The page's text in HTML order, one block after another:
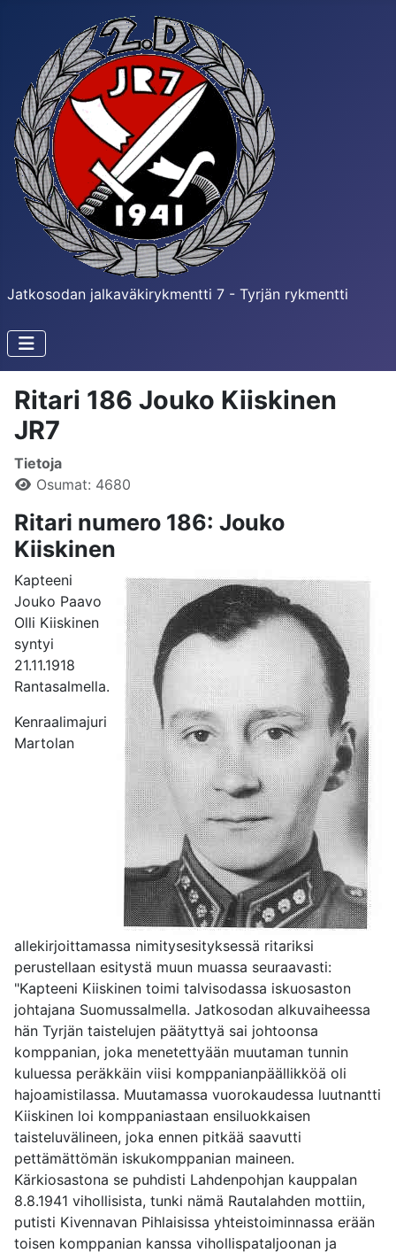
Jatkosodan jalkaväkirykmentti 7 - Tyrjän rykmentti
Ritari 186 Jouko Kiiskinen
JR7
Tietoja
Osumat: 4680
Ritari numero 186: Jouko
Kiiskinen
Kapteeni
Jouko Paavo
Olli Kiiskinen
syntyi
21.11.1918
Rantasalmella.
Kenraalimajuri
Martolan
allekirjoittamassa nimitysesityksessä ritariksi
perustellaan esitystä muun muassa seuraavasti:
"Kapteeni Kiiskinen toimi talvisodassa iskuosaston
johtajana Suomussalmella. Jatkosodan alkuvaiheessa
hän Tyrjän taistelujen päätyttyä sai johtoonsa
komppanian, joka menetettyään muutaman tunnin
kuluessa peräkkäin viisi komppanianpäällikköä oli
hajoamistilassa. Muutamassa vuorokaudessa luutnantti
Kiiskinen loi komppaniastaan ensiluokkaisen
taisteluvälineen, joka ennen pitkää saavutti
pettämättömän iskukomppanian maineen.
Kärkiosastona se puhdisti Lahdenpohjan kauppalan
8.8.1941 vihollisista, tunki nämä Rautalahden mottiin,
putisti Kivennavan Pihlaisissa yhteistoiminnassa erään
toisen komppanian kanssa vihollispataljoonan ja